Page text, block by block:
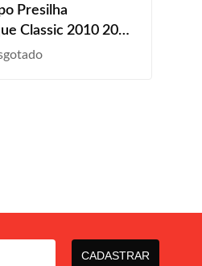
Presilha
Classic 2010 2011
2014 2015 2016
CADASTRAR